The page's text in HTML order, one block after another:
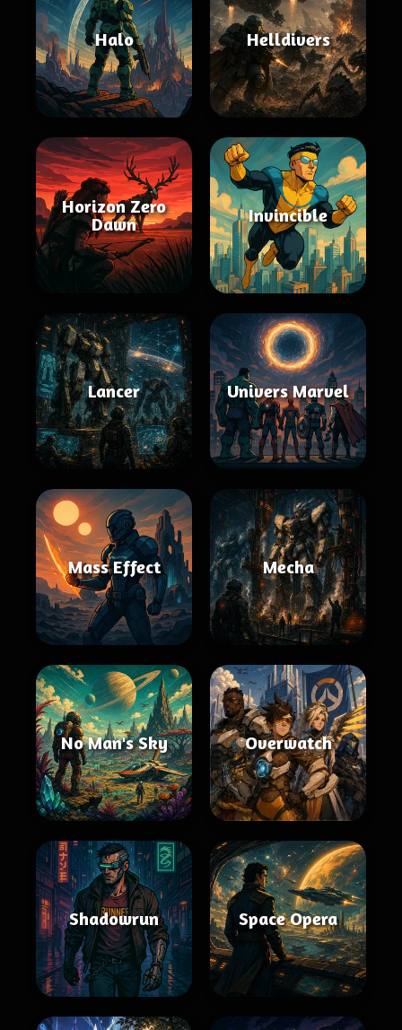
Halo Helldivers
Horizon Zero
Dawn
Invincible
Lancer Univers Marvel
Mass Effect Mecha
No Man's Sky Overwatch
Shadowrun Space Opera